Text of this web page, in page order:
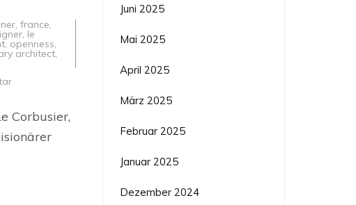
, france,
, le
, openness,
architect,
zu
von
Le
Ein
Corbusier,
Juni 2025
Mai 2025
April 2025
März 2025
Februar 2025
Januar 2025
Dezember 2024